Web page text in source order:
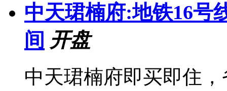
中天珺楠府:地铁16号
间 开盘
中天珺楠府即买即住